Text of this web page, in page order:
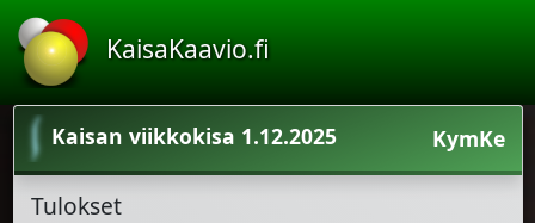
KaisaKaavio.fi
Kaisan viikkokisa 1.12.2025 KymKe
Tulokset